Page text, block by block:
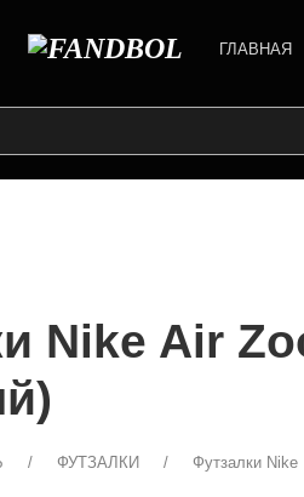
ГЛАВНАЯ
Nike Air
ФУТЗАЛКИ Футзалки Nike